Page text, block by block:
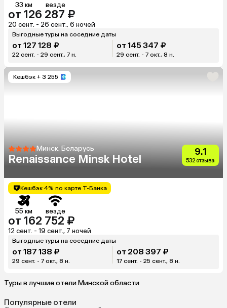
33 км везде
от 126 287 ₽
20 сент. - 26 сент., 6 ночей
Выгодные туры на соседние даты
от 127 128 ₽
22 сент. - 29 сент., 7 н.
от 145 347 ₽
29 сент. - 7 окт., 8 н.
Кешбэк + 3 255
Минск, Беларусь
Renaissance Minsk Hotel
9.1
532 отзыва
Кешбэк 4% по карте Т-Банка
55 км везде
от 162 752 ₽
12 сент. - 19 сент., 7 ночей
Выгодные туры на соседние даты
от 187 138 ₽
29 сент. - 7 окт., 8 н.
от 208 397 ₽
17 сент. - 25 сент., 8 н.
Туры в лучшие отели Минской области
Популярные отели